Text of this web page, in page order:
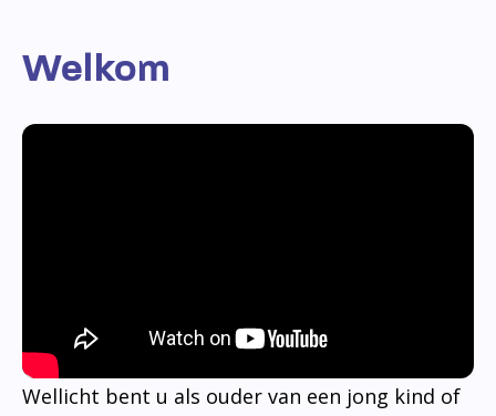
Welkom
Wellicht bent u als ouder van een jong kind of